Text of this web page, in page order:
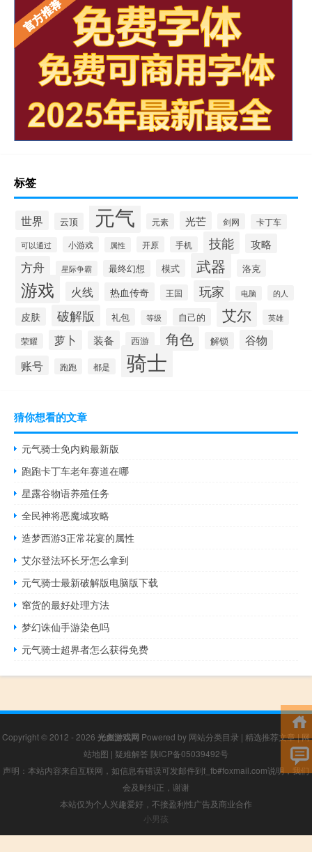
标签
世界 云顶 元气 元素 光芒 剑网 卡丁车
可以通过 小游戏 属性 开原 手机 技能 攻略
方舟 星际争霸 最终幻想 模式 武器 洛克
游戏 火线 热血传奇 王国 玩家 电脑 的人
皮肤 破解版 礼包 等级 自己的 艾尔 英雄
荣耀 萝卜 装备 西游 角色 解锁 谷物
账号 跑跑 都是 骑士
猜你想看的文章
元气骑士免内购最新版
跑跑卡丁车老年赛道在哪
星露谷物语养殖任务
全民神将恶魔城攻略
造梦西游3正常花宴的属性
艾尔登法环长牙怎么拿到
元气骑士最新破解版电脑版下载
窜货的最好处理方法
梦幻诛仙手游染色吗
元气骑士超界者怎么获得免费
Copyright © 2012 - 2026 光彪游戏网 Powered by 网站分类目录 | 精选推荐文章|网
站地图 | 疑难解答 陕ICP备05039492号
声明：本站内容来自互联网，如信息有错误可发邮件到f_fb#foxmail.com说明，我们
会及时纠正，谢谢
本站仅为个人兴趣爱好，不接盈利性广告及商业合作
小男孩